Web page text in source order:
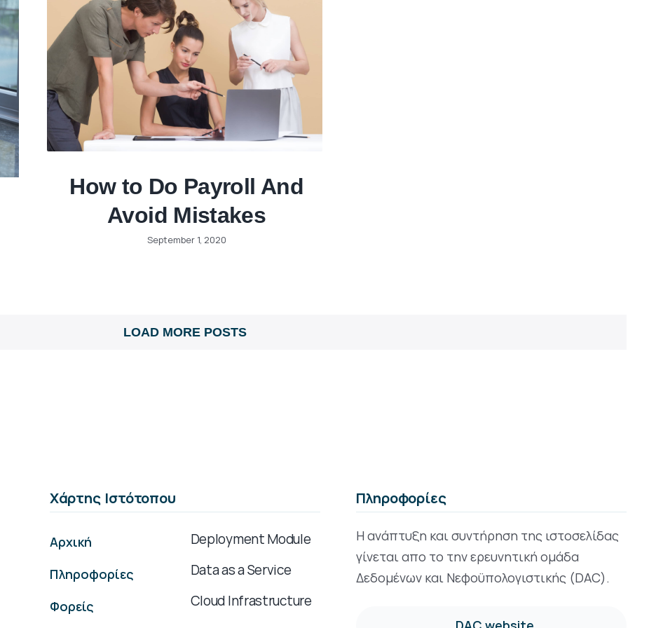
How to Do Payroll And
Avoid Mistakes
September 1, 2020
LOAD MORE POSTS
Χάρτης Ιστότοπου
Αρχική
Πληροφορίες
Φορείς
Deployment Module
Data as a Service
Cloud Infrastructure
Πληροφορίες
Η ανάπτυξη και συντήρηση της ιστοσελίδας
γίνεται απο το την ερευνητική ομάδα
Δεδομένων και Νεφοϋπολογιστικής (DAC).